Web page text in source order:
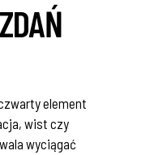
element
wist czy
wyciągać